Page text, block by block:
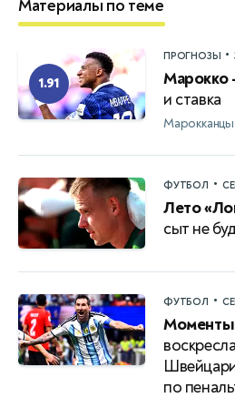
Материалы по теме
1.91
ПРОГНОЗЫ •
Марокко
и ставка
Марокканцы
ФУТБОЛ •
Лето
сыт не
ФУТБОЛ •
по